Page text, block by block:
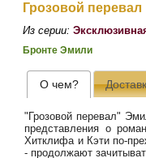
Грозовой перевал
Из серии:
Бронте Эмили
О чем?
"Грозовой перевал"
представления о
Хитклифа и Кэти по-
- продолжают